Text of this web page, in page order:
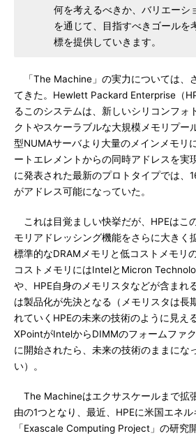
何を考えるべきか、バリエーシ
を通じて、目指すべきゴールを
標を提供していきます。
「The Machine」の実力については、
てきた。Hewlett Packard Enterprise（
るこのシステムは、新しいシリコンフォ
クトやスケーラブルな大規模メモリプー
型NUMAサーバより大量のメインメモリ
ートエレメントからの同時アドレスを実
に発表された最新のプロトタイプでは、
がアドレス可能になっていた。
これは目覚ましい快挙だが、HPEはこ
モリアドレッシング機能をさらに大きく
標準的なDRAMメモリと低コストメモリ
コストメモリにはIntelとMicron
や、HPE自身のメモリスタなどが含まれ
は製品化が先決となる（メモリスタは長
れていくHPEの未来の技術のように見え
XPointがIntelからDIMMのフォームファ
に開始されたら、未来の技術のままにな
い）。
The Machineはエクサスケールまで拡
由の1つとなり、最近、HPEに米国エネ
「Exascale Computing Project」の研究